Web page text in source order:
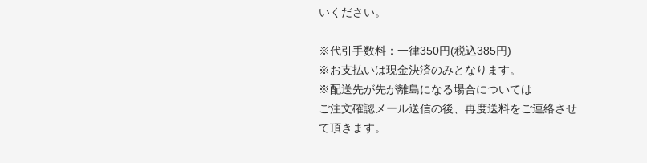
いください。
※代引手数料：一律350円(税込385円)
※お支払いは現金決済のみとなります。
※配送先が先が離島になる場合については
ご注文確認メール送信の後、再度送料をご連絡させ
て頂きます。